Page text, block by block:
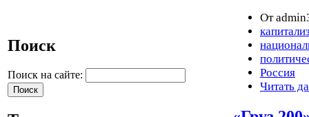
Поиск
Поиск на сайте:
От
Россия
Читать